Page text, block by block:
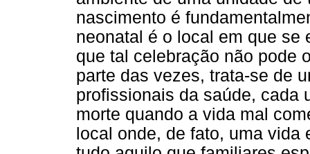
nascimento é
neonatal é o local em que se
que tal celebração não pode
parte das vezes, trata-se de
profissionais da saúde, cada
morte quando a vida mal
local onde, de fato, uma vida